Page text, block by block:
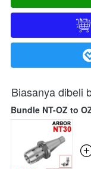
`
`
Biasanya dibeli
Bundle NT-OZ to